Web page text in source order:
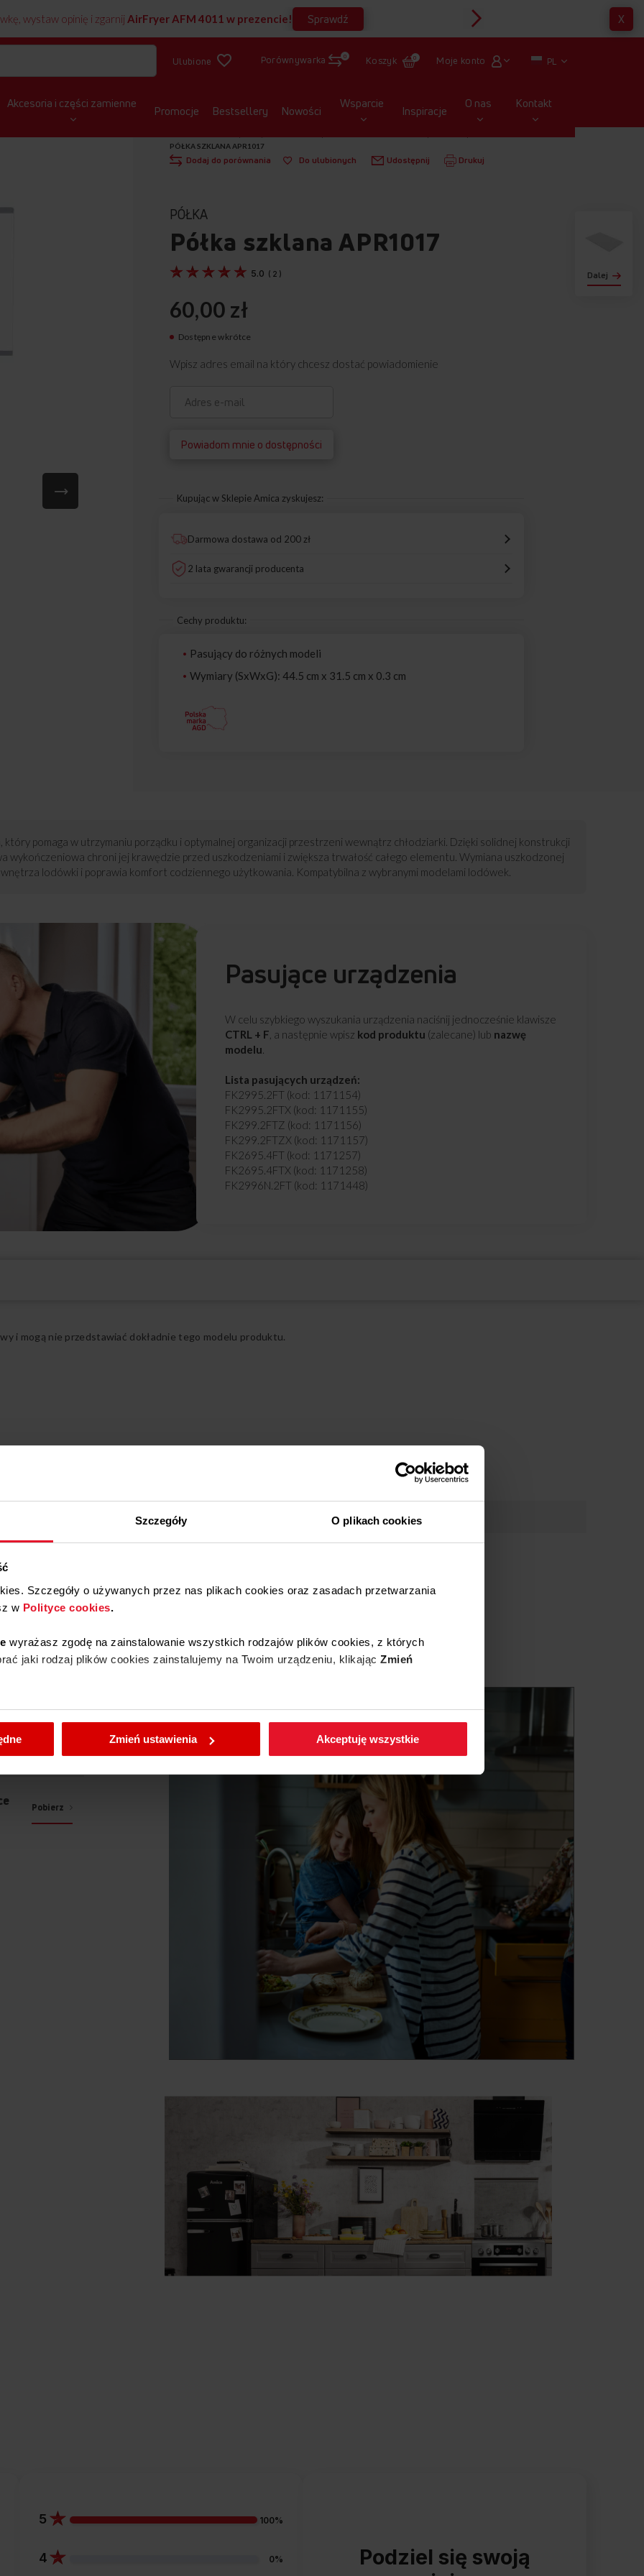
Szczegóły O plikach cookies
Szczegóły o używanych przez nas plikach cookies oraz zasadach przetwarzania
w Polityce cookies.
wyrażasz zgodę na zainstalowanie wszystkich rodzajów plików cookies, z których
jaki rodzaj plików cookies zainstalujemy na Twoim urządzeniu, klikając Zmień
wybrane przez Ciebie ustawienia plików cookies wchodząc w zakładkęPolityka
Zmień ustawienia Akceptuję wszystkie
wystaw opinię i zgarnij AirFryer AFM 4011 w prezencie! Sprawdź X
Ulubione Porównywarka 0 Koszyk 0 Moje konto PL
Akcesoria i części zamienne Promocje Bestsellery Nowości Wsparcie Inspiracje O nas Kontakt
Dalej
PÓŁKA SZKLANA APR1017
Dodaj do porównania Do ulubionych Udostępnij Drukuj
PÓŁKA
Półka szklana APR1017
5.0 ( 2 )
60,00 zł
Dostępne wkrótce
Wpisz adres email na który chcesz dostać powiadomienie
Powiadom mnie o dostępności
Kupując w Sklepie Amica zyskujesz:
Darmowa dostawa od 200 zł
2 lata gwarancji producenta
Cechy produktu:
Pasujący do różnych modeli
Wymiary (SxWxG): 44.5 cm x 31.5 cm x 0.3 cm
pomaga w utrzymaniu porządku i optymalnej organizacji przestrzeni wewnątrz chłodziarki. Dzięki solidnej konstrukcji
chroni jej krawędzie przed uszkodzeniami i zwiększa trwałość całego elementu. Wymiana uszkodzonej
lodówki i poprawia komfort codziennego użytkowania. Kompatybilna z wybranymi modelami lodówek.
Pasujące urządzenia
W celu szybkiego wyszukania urządzenia naciśnij jednocześnie klawisze
CTRL + F , a następnie wpisz kod produktu (zalecane) lub nazwę
modelu
Lista pasujących urządzeń:
FK2995.2FT (kod: 1171154)
FK2995.2FTX (kod: 1171155)
FK299.2FTZ (kod: 1171156)
FK299.2FTZX (kod: 1171157)
FK2695.4FT (kod: 1171257)
FK2695.4FTX (kod: 1171258)
FK2996N.2FT (kod: 1171448)
FK2995.2FTH(E) (kod: 1194381)
i mogą nie przedstawiać dokładnie tego modelu produktu.
Pobierz
5 100%
4 0%
Podziel się swoją